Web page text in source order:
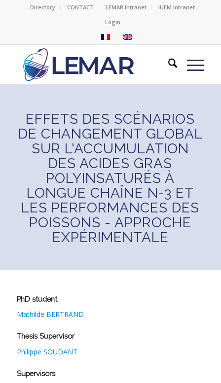
Directory CONTACT LEMAR Intranet
IUEM Intranet
Login
EFFETS DES SCÉNARIOS
DE CHANGEMENT GLOBAL
SUR L'ACCUMULATION
DES ACIDES GRAS
POLYINSATURÉS À
LONGUE CHAÎNE N-3 ET
LES PERFORMANCES DES
POISSONS - APPROCHE
EXPÉRIMENTALE
PhD student
Mathilde BERTRAND
Thesis Supervisor
Philippe SOUDANT
Supervisors